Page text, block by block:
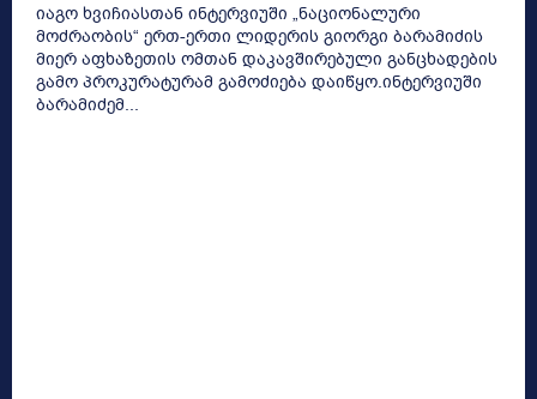
იაგო ხვიჩიასთან ინტერვიუში „ნაციონალური
მოძრაობის“ ერთ-ერთი ლიდერის გიორგი ბარამიძის
მიერ აფხაზეთის ომთან დაკავშირებული განცხადების
გამო პროკურატურამ გამოძიება დაიწყო.ინტერვიუში
ბარამიძემ...